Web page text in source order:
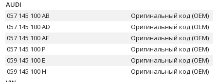
AUDI
057 145 100 AB
Оригинальный код (OEM)
057 145 100 AD
Оригинальный код (OEM)
057 145 100 AF
Оригинальный код (OEM)
057 145 100 P
Оригинальный код (OEM)
059 145 100 E
Оригинальный код (OEM)
059 145 100 H
Оригинальный код (OEM)